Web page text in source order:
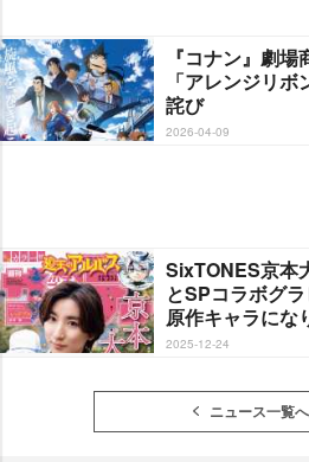
『コナン』劇
「アレンジリ
詫び
2026-04-09
SixTONES京本
とSPコラボグ
原作キャラにな
2025-12-24
ニュース一覧